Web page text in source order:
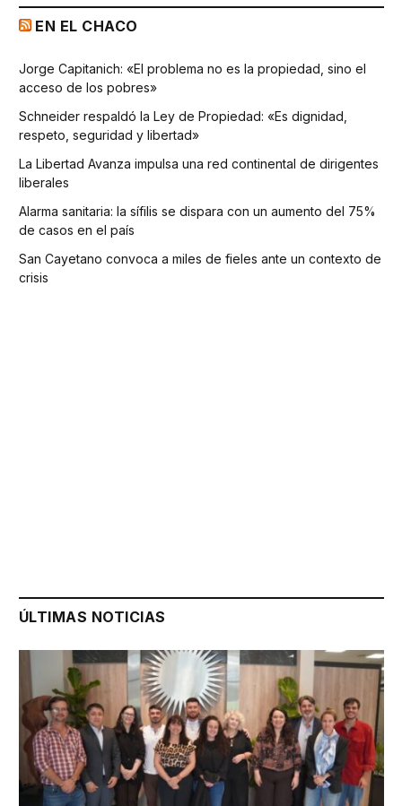
EN EL CHACO
Jorge Capitanich: «El problema no es la propiedad, sino el
acceso de los pobres»
Schneider respaldó la Ley de Propiedad: «Es dignidad,
respeto, seguridad y libertad»
La Libertad Avanza impulsa una red continental de dirigentes
liberales
Alarma sanitaria: la sífilis se dispara con un aumento del 75%
de casos en el país
San Cayetano convoca a miles de fieles ante un contexto de
crisis
ÚLTIMAS NOTICIAS